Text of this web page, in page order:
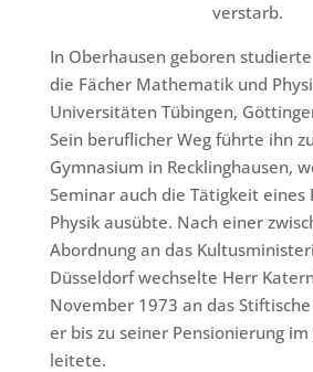
verstarb.
In Oberhausen geboren
die Fächer Mathematik und
Universitäten Tübingen,
Sein beruflicher Weg führte ihn
Gymnasium in Recklinghausen,
Seminar auch die Tätigkeit eines
Physik ausübte. Nach einer
Abordnung an das
Düsseldorf wechselte Herr
November 1973 an das
er bis zu seiner Pensionierung
leitete.